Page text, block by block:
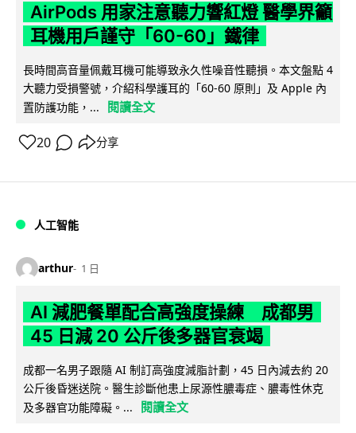
AirPods 用家注意聽力響紅燈 醫學界籲
耳機用戶謹守「60-60」鐵律
長時間高音量佩戴耳機可能導致永久性噪音性聽損。本文盤點 4
大聽力受損警號，介紹科學護耳的「60-60 原則」及 Apple 內
置防護功能，...
閱讀全文
20 分享
人工智能
arthur 1 日
AI 減肥餐單配合高強度操練 成都男
45 日減 20 公斤後多器官衰竭
成都一名男子跟隨 AI 制訂高強度減脂計劃，45 日內減去約 20
公斤後昏迷送院。醫生診斷他患上尿源性膿毒症、膿毒性休克
及多器官功能障礙。...
閱讀全文